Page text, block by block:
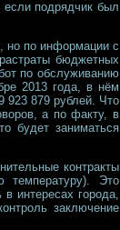
если подрядчик был
но по информации с
бюджетных
по обслуживанию
2013 года, в нём
923 879 рублей. Что
а по факту, в
будет заниматься
контракты
температуру). Это
интересах города,
заключение